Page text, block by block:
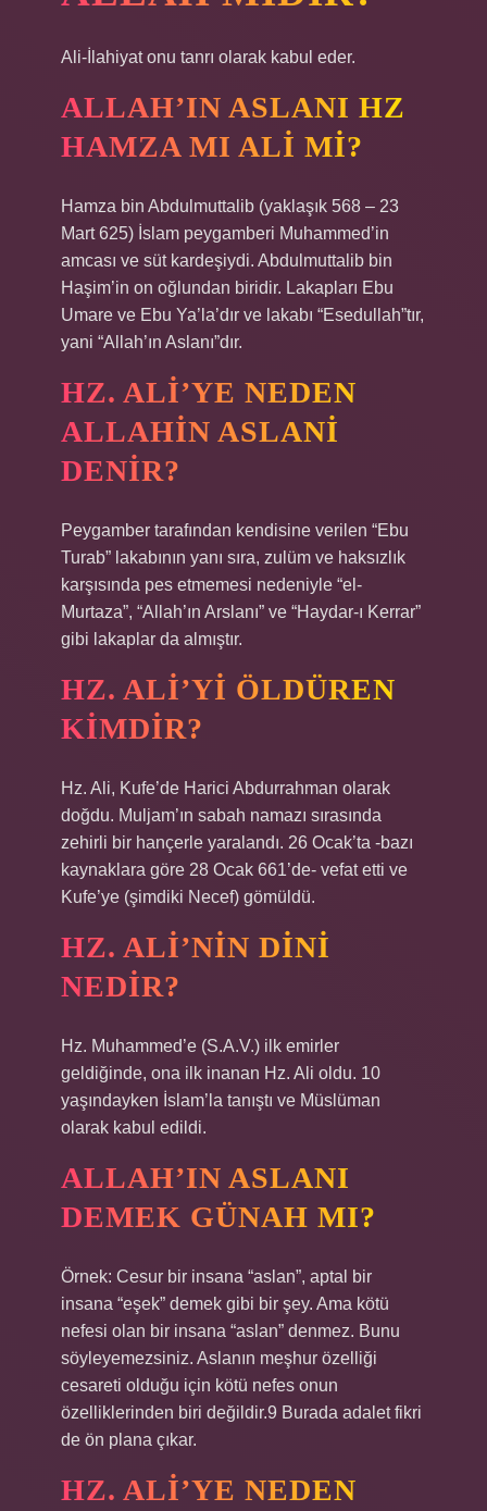
Ali-İlahiyat onu tanrı olarak kabul eder.
ALLAH’IN ASLANI HZ
HAMZA MI ALI MI?
Hamza bin Abdulmuttalib (yaklaşık 568 – 23
Mart 625) İslam peygamberi Muhammed’in
amcası ve süt kardeşiydi. Abdulmuttalib bin
Haşim’in on oğlundan biridir. Lakapları Ebu
Umare ve Ebu Ya’la’dır ve lakabı “Esedullah”tır,
yani “Allah’ın Aslanı”dır.
HZ. ALI’YE NEDEN
ALLAHIN ASLANI
DENIR?
Peygamber tarafından kendisine verilen “Ebu
Turab” lakabının yanı sıra, zulüm ve haksızlık
karşısında pes etmemesi nedeniyle “el-
Murtaza”, “Allah’ın Arslanı” ve “Haydar-ı Kerrar”
gibi lakaplar da almıştır.
HZ. ALI’YI ÖLDÜREN
KIMDIR?
Hz. Ali, Kufe’de Harici Abdurrahman olarak
doğdu. Muljam’ın sabah namazı sırasında
zehirli bir hançerle yaralandı. 26 Ocak’ta -bazı
kaynaklara göre 28 Ocak 661’de- vefat etti ve
Kufe’ye (şimdiki Necef) gömüldü.
HZ. ALI’NIN DINI
NEDIR?
Hz. Muhammed’e (S.A.V.) ilk emirler
geldiğinde, ona ilk inanan Hz. Ali oldu. 10
yaşındayken İslam’la tanıştı ve Müslüman
olarak kabul edildi.
ALLAH’IN ASLANI
DEMEK GÜNAH MI?
Örnek: Cesur bir insana “aslan”, aptal bir
insana “eşek” demek gibi bir şey. Ama kötü
nefesi olan bir insana “aslan” denmez. Bunu
söyleyemezsiniz. Aslanın meşhur özelliği
cesareti olduğu için kötü nefes onun
özelliklerinden biri değildir.9 Burada adalet fikri
de ön plana çıkar.
HZ. ALI’YE NEDEN